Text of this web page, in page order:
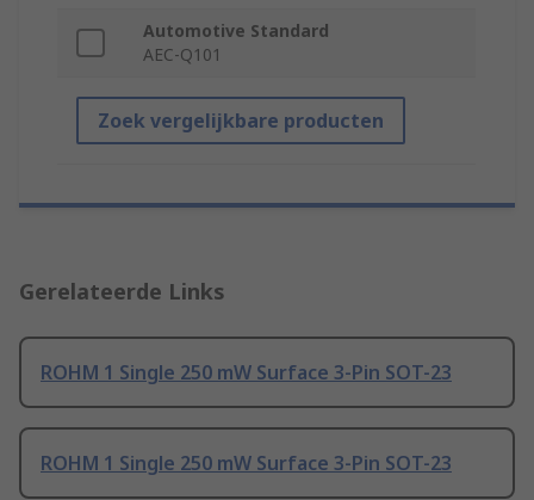
Automotive Standard
AEC-Q101
Zoek vergelijkbare producten
Gerelateerde Links
ROHM 1 Single 250 mW Surface 3-Pin SOT-23
ROHM 1 Single 250 mW Surface 3-Pin SOT-23